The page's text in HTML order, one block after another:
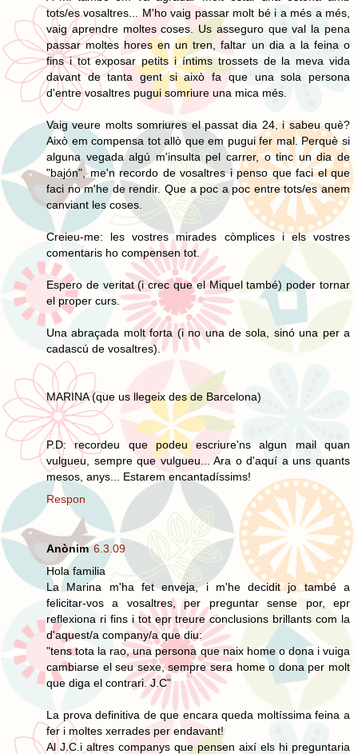
tots/es vosaltres... M'ho vaig passar molt bé i a més a més,
vaig aprendre moltes coses. Us asseguro que val la pena
passar moltes hores en un tren, faltar un dia a la feina o
fins i tot exposar petits i íntims trossets de la meva vida
davant de tanta gent si això fa que una sola persona
d'entre vosaltres pugui somriure una mica més.
Vaig veure molts somriures el passat dia 24, i sabeu què?
Això em compensa tot allò que em pugui fer mal. Perquè si
alguna vegada algú m'insulta pel carrer, o tinc un dia de
"bajón", me'n recordo de vosaltres i penso que faci el que
faci no m'he de rendir. Que a poc a poc entre tots/es anem
canviant les coses.
Creieu-me: les vostres mirades còmplices i els vostres
comentaris ho compensen tot.
Espero de veritat (i crec que el Miquel també) poder tornar
el proper curs.
Una abraçada molt forta (i no una de sola, sinó una per a
cadascú de vosaltres).
MARINA (que us llegeix des de Barcelona)
P.D: recordeu que podeu escriure'ns algun mail quan
vulgueu, sempre que vulgueu... Ara o d'aquí a uns quants
mesos, anys... Estarem encantadíssims!
Respon
Anònim 6.3.09
Hola familia
La Marina m'ha fet enveja, i m'he decidit jo també a
felicitar-vos a vosaltres, per preguntar sense por, epr
reflexiona ri fins i tot epr treure conclusions brillants com la
d'aquest/a company/a que diu:
"tens tota la rao, una persona que naix home o dona i vuiga
cambiarse el seu sexe, sempre sera home o dona per molt
que diga el contrari. J.C"
La prova definitiva de que encara queda moltíssima feina a
fer i moltes xerrades per endavant!
Al J.C.i altres companys que pensen així els hi preguntaria